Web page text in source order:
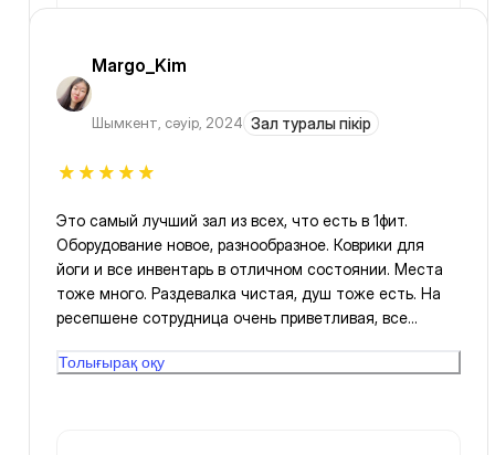
Margo_Kim
Шымкент, сәуір, 2024 Зал туралы пікір
Это самый лучший зал из всех, что есть в 1фит.
Оборудование новое, разнообразное. Коврики для
йоги и все инвентарь в отличном состоянии. Места
тоже много. Раздевалка чистая, душ тоже есть. На
ресепшене сотрудница очень приветливая, все
замечательные, даже если не берете персонального
Толығырақ оқу